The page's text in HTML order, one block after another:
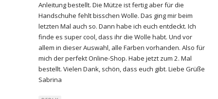
Anleitung bestellt. Die Mütze ist fertig aber für die
Handschuhe fehlt bisschen Wolle. Das ging mir beim
letzten Mal auch so. Dann habe ich euch entdeckt. Ich
finde es super cool, dass ihr die Wolle habt. Und vor
allem in dieser Auswahl, alle Farben vorhanden. Also für
mich der perfekt Online-Shop. Habe jetzt zum 2. Mal
bestellt. Vielen Dank, schön, dass euch gibt. Liebe Grüße
Sabrina